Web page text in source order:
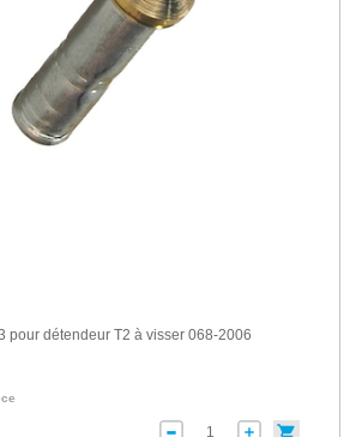
pour détendeur T2 à visser 068-2006